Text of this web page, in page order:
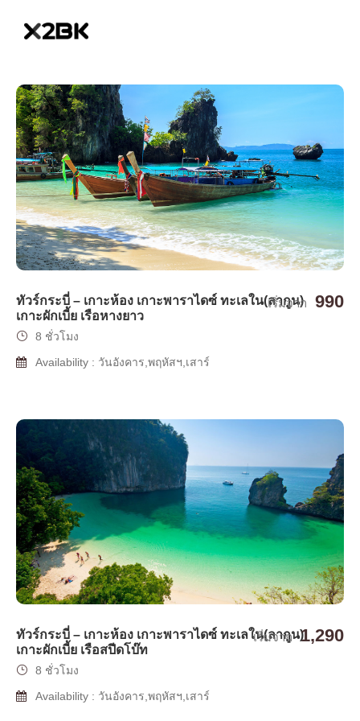
ทัวร์กระบี่ – เกาะห้อง เกาะพาราไดซ์ ทะเลใน(ลากูน)
เกาะผักเบี้ย เรือหางยาว
เริ่มจาก 990
8 ชั่วโมง
Availability : วันอังคาร,พฤหัสฯ,เสาร์
ทัวร์กระบี่ – เกาะห้อง เกาะพาราไดซ์ ทะเลใน(ลากูน)
เกาะผักเบี้ย เรือสปีดโบ๊ท
เริ่มจาก 1,290
8 ชั่วโมง
Availability : วันอังคาร,พฤหัสฯ,เสาร์